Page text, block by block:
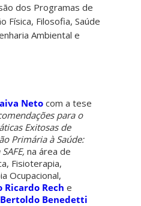
dos Programas de
Física, Filosofia, Saúde
Ambiental e
Neto com a tese
para o
Exitosas de
Primária à Saúde:
na área de
Fisioterapia,
Ocupacional,
Ricardo Rech e
Benedetti